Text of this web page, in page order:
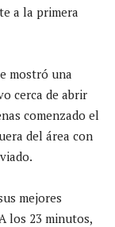
a la primera
mostró una
cerca de abrir
comenzado el
del área con
mejores
los 23 minutos,